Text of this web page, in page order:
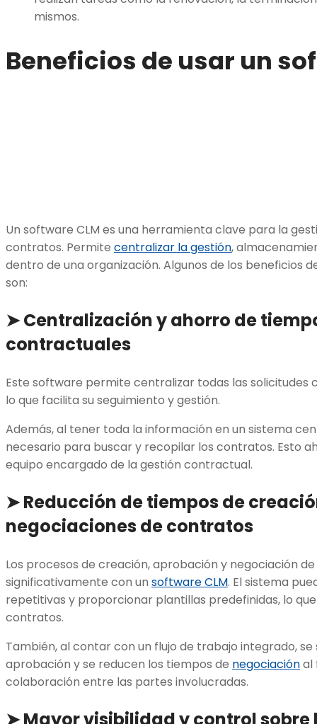
mismos.
Beneficios de usar un
Un software CLM es una herramienta clave para la
contratos. Permite centralizar la gestión,
dentro de una organización. Algunos de los beneficios
son:
➤ Centralización y ahorro de
contractuales
Este software permite centralizar todas las solicitudes
lo que facilita su seguimiento y gestión.
Además, al tener toda la información en un sistema
necesario para buscar y recopilar los contratos. Esto
equipo encargado de la gestión contractual.
➤ Reducción de tiempos de
negociaciones de contratos
Los procesos de creación, aprobación y negociación
significativamente con un software CLM. El sistema
repetitivas y proporcionar plantillas predefinidas, lo
contratos.
También, al contar con un flujo de trabajo integrado,
aprobación y se reducen los tiempos de negociaciónal
colaboración entre las partes involucradas.